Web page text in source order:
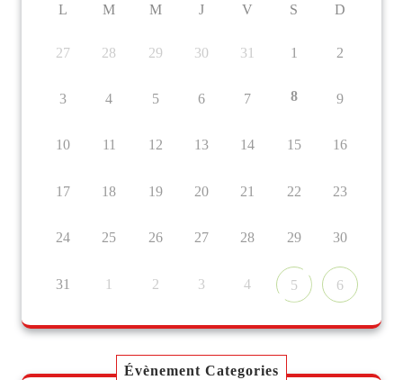
L M M J V S D
27 28 29 30 31 1 2
3 4 5 6 7 8 9
10 11 12 13 14 15 16
17 18 19 20 21 22 23
24 25 26 27 28 29 30
31 1 2 3 4 5 6
Évènement Categories